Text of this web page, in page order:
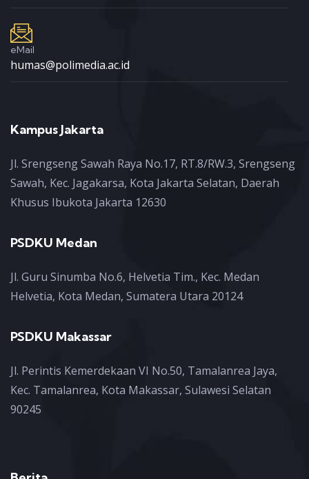
eMail
humas@polimedia.ac.id
Kampus Jakarta
Jl. Srengseng Sawah Raya No.17, RT.8/RW.3, Srengseng
Sawah, Kec. Jagakarsa, Kota Jakarta Selatan, Daerah
Khusus Ibukota Jakarta 12630
PSDKU Medan
Jl. Guru Sinumba No.6, Helvetia Tim., Kec. Medan
Helvetia, Kota Medan, Sumatera Utara 20124
PSDKU Makassar
Jl. Perintis Kemerdekaan VI No.50, Tamalanrea Jaya,
Kec. Tamalanrea, Kota Makassar, Sulawesi Selatan
90245